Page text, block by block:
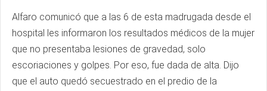
Alfaro comunicó que a las 6 de esta madrugada desde el
hospital les informaron los resultados médicos de la mujer
que no presentaba lesiones de gravedad, solo
escoriaciones y golpes. Por eso, fue dada de alta. Dijo
que el auto quedó secuestrado en el predio de la